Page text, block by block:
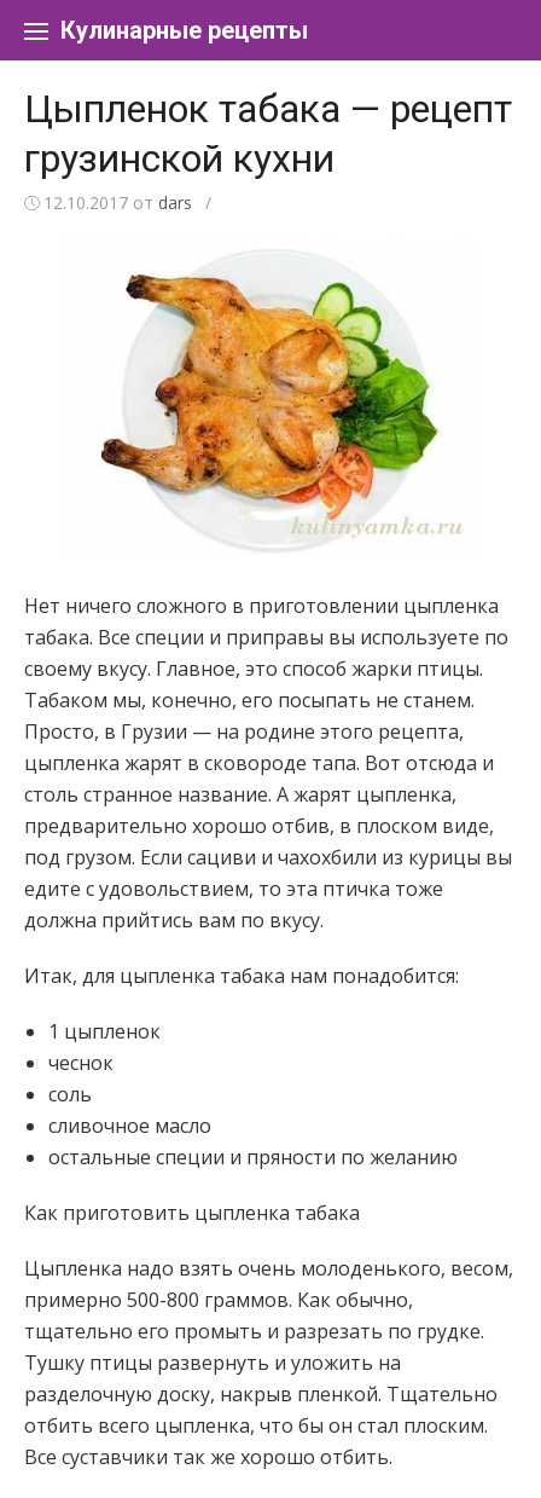
Кулинарные рецепты
Цыпленок табака — рецепт
грузинской кухни
12.10.2017 от dars /
Нет ничего сложного в приготовлении цыпленка
табака. Все специи и приправы вы используете по
своему вкусу. Главное, это способ жарки птицы.
Табаком мы, конечно, его посыпать не станем.
Просто, в Грузии — на родине этого рецепта,
цыпленка жарят в сковороде тапа. Вот отсюда и
столь странное название. А жарят цыпленка,
предварительно хорошо отбив, в плоском виде,
под грузом. Если сациви и чахохбили из курицы вы
едите с удовольствием, то эта птичка тоже
должна прийтись вам по вкусу.
Итак, для цыпленка табака нам понадобится:
1 цыпленок
чеснок
соль
сливочное масло
остальные специи и пряности по желанию
Как приготовить цыпленка табака
Цыпленка надо взять очень молоденького, весом,
примерно 500-800 граммов. Как обычно,
тщательно его промыть и разрезать по грудке.
Тушку птицы развернуть и уложить на
разделочную доску, накрыв пленкой. Тщательно
отбить всего цыпленка, что бы он стал плоским.
Все суставчики так же хорошо отбить.